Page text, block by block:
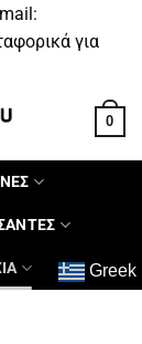
για
0
Greek